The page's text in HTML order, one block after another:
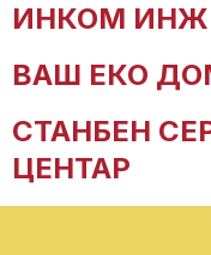
ИНКОМ
ВАШ ЕКО
СТАНБЕН
ЦЕНТАР